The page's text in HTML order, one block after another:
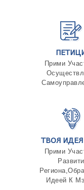
Прими
ТВОЯ
Прими
Идеей К